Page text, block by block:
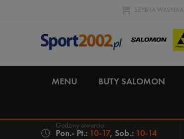
SZYBKA WYSYŁKA
MENU BUTY SALOMON
Pon.- Pt.: 10-17, Sob.: 10-14